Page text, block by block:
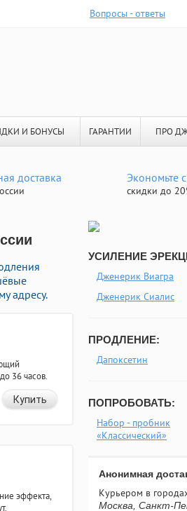
Вопросы - ответы
И БОНУСЫ ГАРАНТИИ ПРО
доставка Экономьте
скидки до
адресу.
36 часов.
Купить
эффекта,
УСИЛЕНИЕ
Дженерик Виагра
Дженерик Сиалис
ПРОДЛЕНИЕ:
Дапоксетин
ПОПРОБОВАТЬ:
Набор - пробник
«Классический»
Анонимная
Курьером в
Москва, Санкт-